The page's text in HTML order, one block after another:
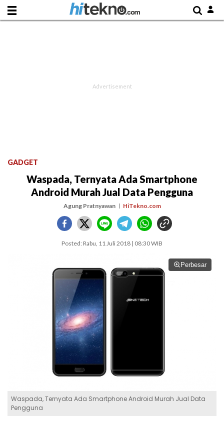
GADGET
Waspada, Ternyata Ada Smartphone
Android Murah Jual Data Pengguna
Agung Pratnyawan HiTekno.com
Posted: Rabu, 11 Juli 2018 | 08:30 WIB
Perbesar
Waspada, Ternyata Ada Smartphone Android Murah Jual Data
Pengguna